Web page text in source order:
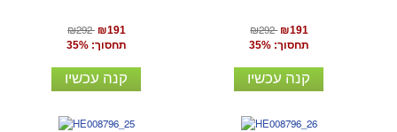
₪292 ₪191
תחסוך: 35%
קנה עכשיו
₪292 ₪191
תחסוך: 35%
קנה עכשיו